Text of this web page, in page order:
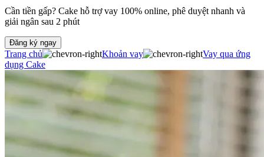
Cần tiền gấp? Cake hỗ trợ vay 100% online, phê duyệt nhanh và
giải ngân sau 2 phút
Đăng ký ngay
Trang chủ Khoản vay
Vay qua ứng
dụng Cake